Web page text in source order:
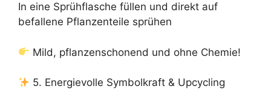
In eine Sprühflasche füllen und direkt auf
befallene Pflanzenteile sprühen
Mild, pflanzenschonend und ohne Chemie!
5. Energievolle Symbolkraft & Upcycling